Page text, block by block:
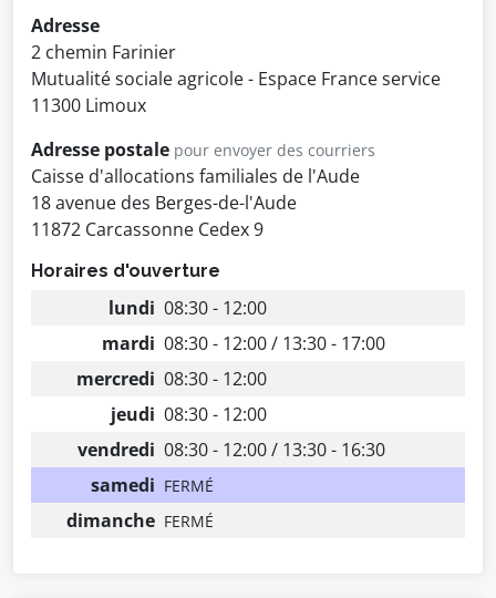
Adresse
2 chemin Farinier
Mutualité sociale agricole - Espace France service
11300 Limoux
Adresse postale pour envoyer des courriers
Caisse d'allocations familiales de l'Aude
18 avenue des Berges-de-l'Aude
11872 Carcassonne Cedex 9
Horaires d'ouverture
lundi 08:30 - 12:00
mardi 08:30 - 12:00 / 13:30 - 17:00
mercredi 08:30 - 12:00
jeudi 08:30 - 12:00
vendredi 08:30 - 12:00 / 13:30 - 16:30
samedi FERMÉ
dimanche FERMÉ